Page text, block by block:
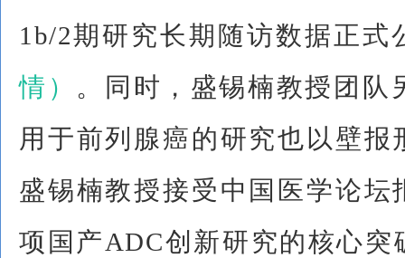
1b/2期研究长期随访数据正式
情） 。同时，盛锡楠教授团队
用于前列腺癌的研究也以壁
盛锡楠教授接受中国医学论坛
项国产ADC创新研究的核心